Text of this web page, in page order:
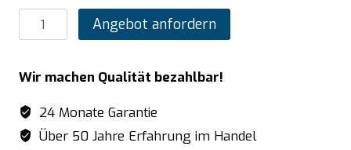
SARO
Aufschnittmaschine
AS
300
Menge
Angebot anfordern
Wir machen Qualität bezahlbar!
24 Monate Garantie
Über 50 Jahre Erfahrung im Handel